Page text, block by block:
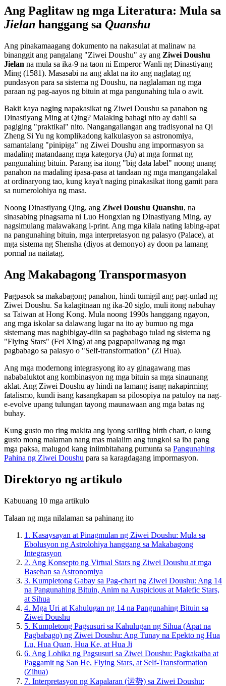
Ang Paglitaw ng mga Literatura: Mula sa
Jielan hanggang sa Quanshu
Ang pinakamaagang dokumento na nakasulat at malinaw na
binanggit ang pangalang "Ziwei Doushu" ay ang Ziwei Doushu
Jielan na mula sa ika-9 na taon ni Emperor Wanli ng Dinastiyang
Ming (1581). Masasabi na ang aklat na ito ang naglatag ng
pundasyon para sa sistema ng Doushu, na naglalaman ng mga
paraan ng pag-aayos ng bituin at mga pangunahing tula o awit.
Bakit kaya naging napakasikat ng Ziwei Doushu sa panahon ng
Dinastiyang Ming at Qing? Malaking bahagi nito ay dahil sa
pagiging "praktikal" nito. Nangangailangan ang tradisyonal na Qi
Zheng Si Yu ng komplikadong kalkulasyon sa astronomiya,
samantalang "pinipiga" ng Ziwei Doushu ang impormasyon sa
madaling matandaang mga kategorya (Ju) at mga format ng
pangunahing bituin. Parang isa itong "big data label" noong unang
panahon na madaling ipasa-pasa at tandaan ng mga mangangalakal
at ordinaryong tao, kung kaya't naging pinakasikat itong gamit para
sa numerolohiya ng masa.
Noong Dinastiyang Qing, ang Ziwei Doushu Quanshu, na
sinasabing pinagsama ni Luo Hongxian ng Dinastiyang Ming, ay
nagsimulang malawakang i-print. Ang mga kilala nating labing-apat
na pangunahing bituin, mga interpretasyon ng palasyo (Palace), at
mga sistema ng Shensha (diyos at demonyo) ay doon pa lamang
pormal na naitatag.
Ang Makabagong Transpormasyon
Pagpasok sa makabagong panahon, hindi tumigil ang pag-unlad ng
Ziwei Doushu. Sa kalagitnaan ng ika-20 siglo, muli itong nabuhay
sa Taiwan at Hong Kong. Mula noong 1990s hanggang ngayon,
ang mga iskolar sa dalawang lugar na ito ay bumuo ng mga
sistemang mas nagbibigay-diin sa pagbabago tulad ng sistema ng
"Flying Stars" (Fei Xing) at ang pagpapaliwanag ng mga
pagbabago sa palasyo o "Self-transformation" (Zi Hua).
Ang mga modernong integrasyong ito ay ginagawang mas
nababaluktot ang kombinasyon ng mga bituin sa mga sinaunang
aklat. Ang Ziwei Doushu ay hindi na lamang isang nakapirming
fatalismo, kundi isang kasangkapan sa pilosopiya na patuloy na nag-
e-evolve upang tulungan tayong maunawaan ang mga batas ng
buhay.
Kung gusto mo ring makita ang iyong sariling birth chart, o kung
gusto mong malaman nang mas malalim ang tungkol sa iba pang
mga paksa, malugod kang iniimbitahang pumunta sa Pangunahing
Pahina ng Ziwei Doushu para sa karagdagang impormasyon.
Direktoryo ng artikulo
Kabuuang 10 mga artikulo
Talaan ng mga nilalaman sa pahinang ito
1. Kasaysayan at Pinagmulan ng Ziwei Doushu: Mula sa
Ebolusyon ng Astrolohiya hanggang sa Makabagong
Integrasyon
2. Ang Konsepto ng Virtual Stars ng Ziwei Doushu at mga
Basehan sa Astronomiya
3. Kumpletong Gabay sa Pag-chart ng Ziwei Doushu: Ang 14
na Pangunahing Bituin, Anim na Auspicious at Malefic Stars,
at Sihua
4. Mga Uri at Kahulugan ng 14 na Pangunahing Bituin sa
Ziwei Doushu
5. Kumpletong Pagsusuri sa Kahulugan ng Sihua (Apat na
Pagbabago) ng Ziwei Doushu: Ang Tunay na Epekto ng Hua
Lu, Hua Quan, Hua Ke, at Hua Ji
6. Ang Lohika ng Pagsusuri sa Ziwei Doushu: Pagkakaiba at
Paggamit ng San He, Flying Stars, at Self-Transformation
(Zihua)
7. Interpretasyon ng Kapalaran (运势) sa Ziwei Doushu: